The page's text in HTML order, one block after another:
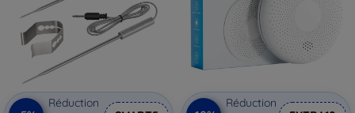
Réduction
Réduction